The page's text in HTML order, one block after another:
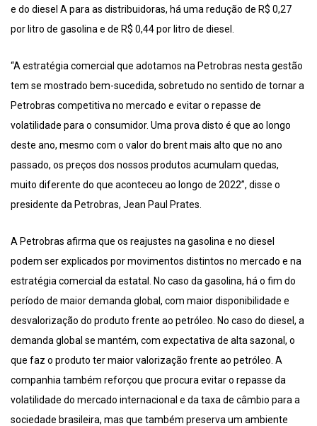
e do diesel A para as distribuidoras, há uma redução de R$ 0,27
por litro de gasolina e de R$ 0,44 por litro de diesel.
“A estratégia comercial que adotamos na Petrobras nesta gestão
tem se mostrado bem-sucedida, sobretudo no sentido de tornar a
Petrobras competitiva no mercado e evitar o repasse de
volatilidade para o consumidor. Uma prova disto é que ao longo
deste ano, mesmo com o valor do brent mais alto que no ano
passado, os preços dos nossos produtos acumulam quedas,
muito diferente do que aconteceu ao longo de 2022”, disse o
presidente da Petrobras, Jean Paul Prates.
A Petrobras afirma que os reajustes na gasolina e no diesel
podem ser explicados por movimentos distintos no mercado e na
estratégia comercial da estatal. No caso da gasolina, há o fim do
período de maior demanda global, com maior disponibilidade e
desvalorização do produto frente ao petróleo. No caso do diesel, a
demanda global se mantém, com expectativa de alta sazonal, o
que faz o produto ter maior valorização frente ao petróleo. A
companhia também reforçou que procura evitar o repasse da
volatilidade do mercado internacional e da taxa de câmbio para a
sociedade brasileira, mas que também preserva um ambiente